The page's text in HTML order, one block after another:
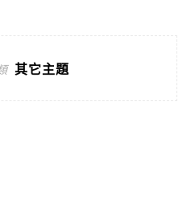
其它主題